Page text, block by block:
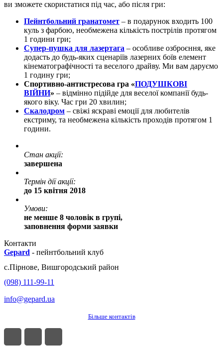
ви зможете скористатися під час, або після гри:
Пейнтбольний гранатомет – в подарунок входить 100
куль з фарбою, необмежена кількість пострілів протягом
1 години гри;
Супер-пушка для лазертага – особливе озброєння, яке
додасть до будь-яких сценаріїв лазерних боїв елемент
кінематографічності та веселого драйву. Ми вам даруємо
1 годину гри;
Спортивно-антистресова гра «ПОДУШКОВІ
ВІЙНИ» – відмінно підійде для веселої компанії будь-
якого віку. Час гри 20 хвилин;
Скалодром – свіжі яскраві емоції для любителів
екстриму, та необмежена кількість проходів протягом 1
години.
Стан акції:
завершена
Термін дії акції:
до 15 квітня 2018
Умови:
не менше 8 чоловік в групі,
заповнення форми заявки
Контакти
Gepard - пейнтбольний клуб
с.Пірнове, Вишгородський район
(098) 111-99-11
info@gepard.ua
Більше контактів